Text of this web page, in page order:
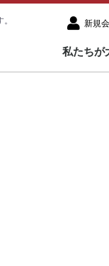
新規
私たちが